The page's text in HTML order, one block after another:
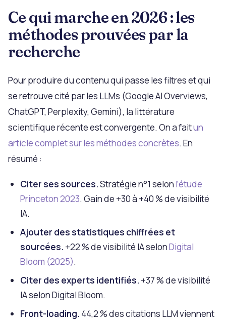
Ce qui marche en 2026 : les
méthodes prouvées par la
recherche
Pour produire du contenu qui passe les filtres et qui
se retrouve cité par les LLMs (Google AI Overviews,
ChatGPT, Perplexity, Gemini), la littérature
scientifique récente est convergente. On a faitun
article complet sur les méthodes concrètes. En
résumé :
Citer ses sources.Stratégie n°1 selon l’étude
Princeton 2023. Gain de +30 à +40 % de visibilité
IA.
Ajouter des statistiques chiffrées et
sourcées. +22 % de visibilité IA selonDigital
Bloom (2025).
Citer des experts identifiés. +37 % de visibilité
IA selon Digital Bloom.
Front-loading. 44,2 % des citations LLM viennent